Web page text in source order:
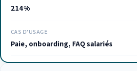
214%
CAS D'USAGE
Paie, onboarding, FAQ salariés